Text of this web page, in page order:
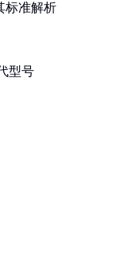
标准解析
型号